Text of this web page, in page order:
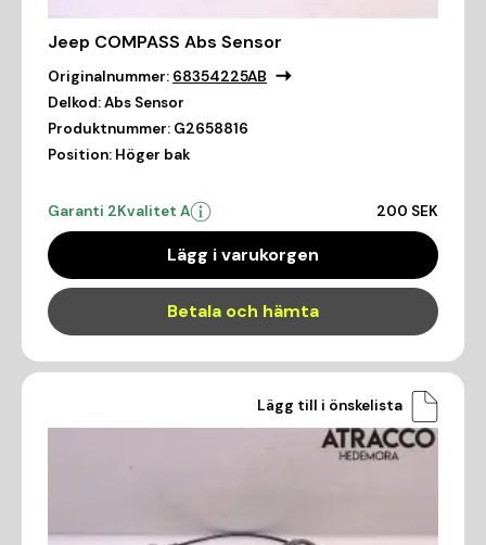
Jeep COMPASS Abs Sensor
Originalnummer: 68354225AB
Delkod:Abs Sensor
Produktnummer: G2658816
Position: Höger bak
Garanti 2Kvalitet A 200 SEK
Lägg i varukorgen
Betala och hämta
Lägg till i önskelista